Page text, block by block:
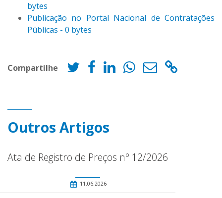
bytes
Publicação no Portal Nacional de Contratações
Públicas - 0 bytes
Compartilhe
Outros Artigos
Ata de Registro de Preços nº 12/2026
11.06.2026